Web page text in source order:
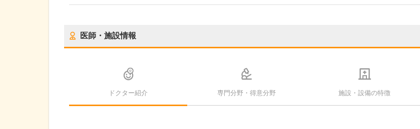
医師・施設情報
ドクター紹介 専門分野・得意分野 施設・設備の特徴